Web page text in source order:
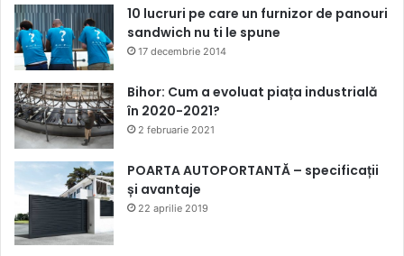
10 lucruri pe care un furnizor de panouri
sandwich nu ti le spune
17 decembrie 2014
Bihor: Cum a evoluat piața industrială
în 2020-2021?
2 februarie 2021
POARTA AUTOPORTANTĂ – specificații
și avantaje
22 aprilie 2019